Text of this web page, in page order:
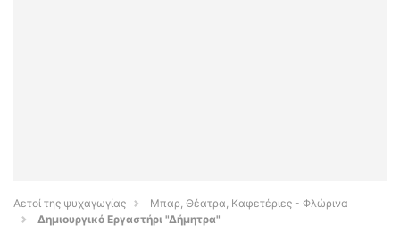
Αετοί της ψυχαγωγίας
Μπαρ, Θέατρα, Καφετέριες - Φλώρινα
Δημιουργικό Εργαστήρι "Δήμητρα"